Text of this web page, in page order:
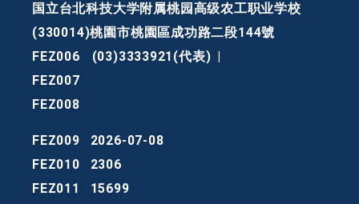
国立台北科技大学附属桃园高级农工职业学校
(330014)桃園市桃園區成功路二段144號
FEZ006
(03)3333921(代表)
FEZ007
FEZ008
FEZ009
2026-07-08
FEZ010
2306
FEZ011
15699